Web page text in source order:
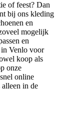
of feest? Dan
bij ons kleding
en
mogelijk
en
Venlo voor
koop als
onze
online
alleen in de